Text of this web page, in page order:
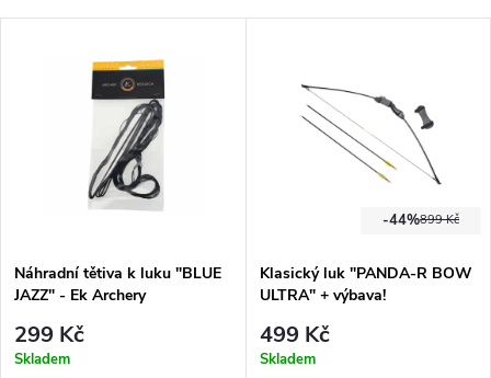
Náhradní tětiva k luku "BLUE
JAZZ" - Ek Archery
299 Kč
Skladem
899 Kč
-44%
Klasický luk "PANDA-R BOW
ULTRA" + výbava!
499 Kč
Skladem